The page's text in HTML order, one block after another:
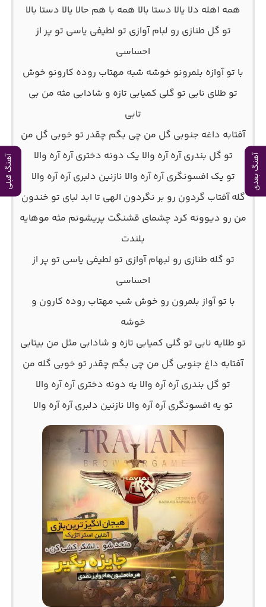
آهنگ بعدی آهنگ قبلی
همه اهله دلا یالا دستا بالا همه با هم حالا یالا دستا بالا
تو گل طنازی رو لبام آوازی تو لطیفی یاسی تو پر از
احساسی
با تو آوازه بلمرونو خوشه شبه مهتاب روده کارونو خوش
تو طلای نابی تو گلی کمیابی تازه و شادابی مثه من بی
تابی
آفتابه داغه جنوبی گل من چی بگم چقدر تو خوبی گل من
تو گل بندری آره آره والا یک دونه دختری آره آره والا
تو یک افسونگری آره آره والا نازنین دلبری آره آره والا
گله آفتاب گردون رو بر نگردون الهی تا ابد لبای تو خندون
من رو دیوونه کرد چشمای قشنگت پریشونم مثه موهایه
بلندت
تو گله طنازی رو لبهام آوازی تو لطیفی یاسی تو پر از
احساسی
با تو آواز بلمرون رو خوش شب مهتاب روده کارون و
خوشه
تو طلایه نابی تو گلی کمیابی تازه و شادابی مثل من بیتابی
آفتابه داغ جنوبی گل من چی بگم چقدر تو خوبی گله من
تو گل بندری آره آره والا یه دونه دختری آره آره والا
تو یه افسونگری آره آره والا نازنین دلبری آره آره والا